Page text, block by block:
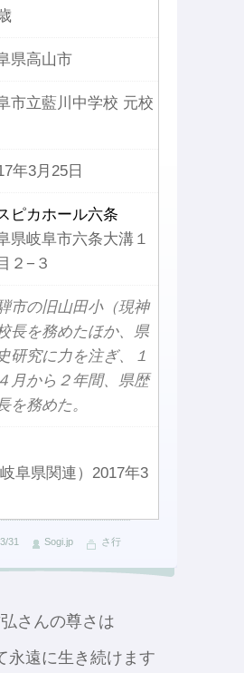
県高山市
市立藍川中学校 元校
年3月25日
ピカホール六条
県岐阜市六条大溝１
２−３
市の旧山田小（現神
長を務めたほか、県
研究に力を注ぎ、１
月から２年間、県歴
を務めた。
阜県関連）2017年3
31 Sogi.jp さ行
さんの尊さは
永遠に生き続けます